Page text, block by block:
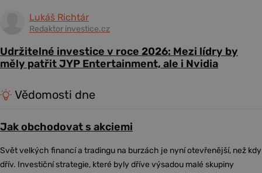
Lukáš Richtár
Redaktor investice.cz
Udržitelné investice v roce 2026: Mezi lídry by
měly patřit JYP Entertainment, ale i Nvidia
Vědomosti dne
Jak obchodovat s akciemi
Svět velkých financí a tradingu na burzách je nyní otevřenější, než kdy
dřív. Investiční strategie, které byly dříve výsadou malé skupiny